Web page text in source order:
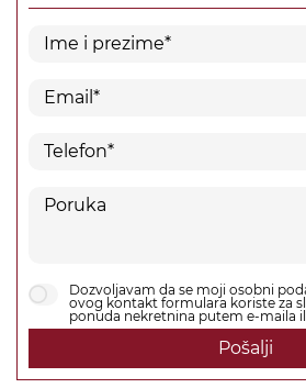
Dozvoljavam da se moji osobni
ovog kontakt formulara koriste za
ponuda nekretnina putem e-maila
Pošalji